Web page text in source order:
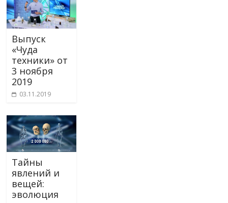
Выпуск
«Чуда
техники» от
3 ноября
2019
03.11.2019
Тайны
явлений и
вещей:
эволюция